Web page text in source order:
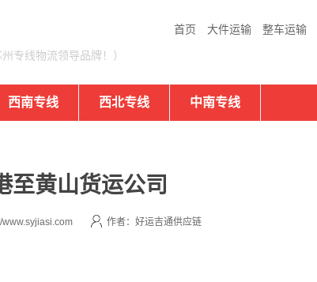
首页 大件运输 整车运输
专线物流领导品牌！）
西南专线 西北专线 中南专线
至黄山货运公司
作者：好运吉通供应链